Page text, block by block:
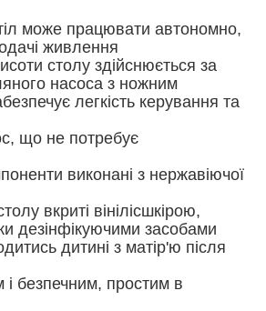
може працювати автономно,
живлення
столу здійснюється за
насоса з ножним
легкість керування та
що не потребує
виконані з нержавіючої
вкриті вінілісшкірою,
дезінфікуючими засобами
дитині з матір'ю після
і безпечним, простим в